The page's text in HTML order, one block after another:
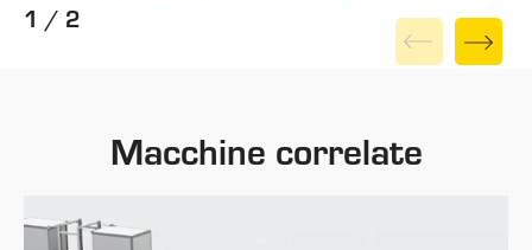
1 / 2
Macchine correlate